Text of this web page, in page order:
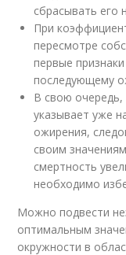
сбрасывать его
При
пересмотре
первые
последующему
В свою очередь,
указывает уже
ожирения,
своим
смертность
необходимо
Можно подвести
оптимальным
окружности в